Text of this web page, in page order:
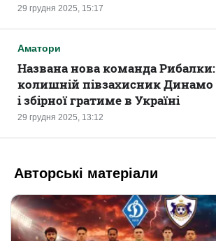
29 грудня 2025, 15:17
Аматори
29 грудня 2025, 13:12
Названа нова команда Рибалки:
колишній півзахисник Динамо
і збірної гратиме в Україні
Авторські матеріали